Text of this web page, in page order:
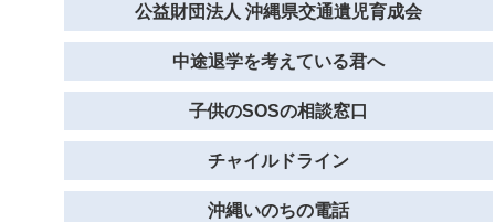
公益財団法人 沖縄県交通遺児育成会
中途退学を考えている君へ
子供のSOSの相談窓口
チャイルドライン
沖縄いのちの電話